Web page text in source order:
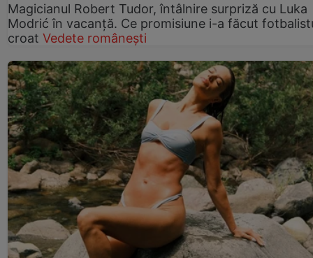
Magicianul Robert Tudor, întâlnire surpriză cu Luka
Modrić în vacanță. Ce promisiune i-a făcut
croat Vedete românești